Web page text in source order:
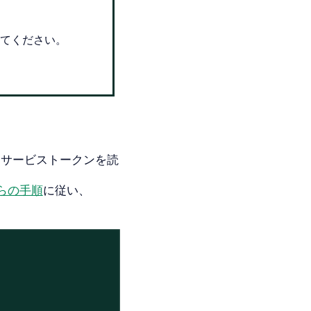
ください。
ービストークンを読
の手順に従い、